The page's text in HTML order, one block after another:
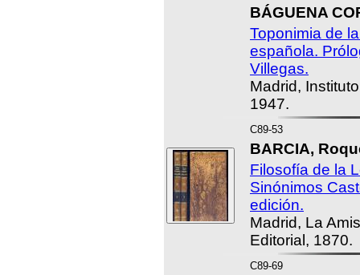
BÁGUENA
Toponimia de
española.
Villegas.
Madrid,
1947.
C89-53
BARCIA,
Filosofía de la
Sinónimos
edición.
Madrid, La
Editorial, 1870.
C89-69